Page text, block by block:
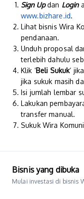
Sign Updan Login
www.bizhare.id.
Lihat bisnis Wira
pendanaan.
Unduh proposal
terlebih dahulu
Klik ‘Beli Sukuk’
jika sukuk masih
Isi jumlah lembar
Lakukan
transfer manual.
Sukuk Wira
Bisnis yang dibuka
Mulai investasi di bisnis